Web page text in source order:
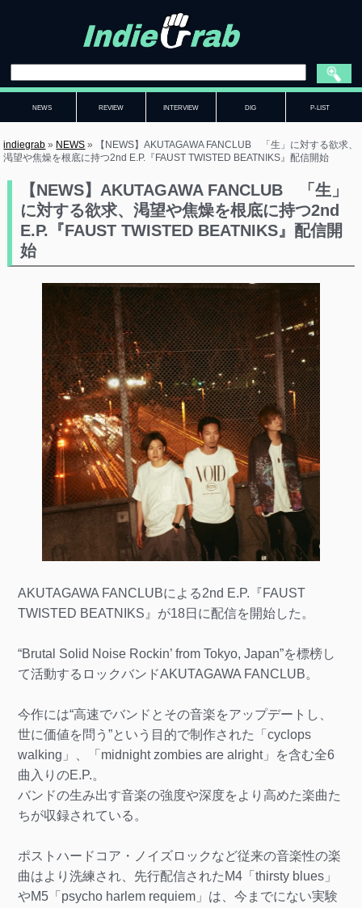
NEWS REVIEW INTERVIEW DIG P-LIST
indiegrab » NEWS »
【NEWS】AKUTAGAWA FANCLUB 「生」に対する欲求、
渇望や焦燥を根底に持つ2nd E.P.『FAUST TWISTED BEATNIKS』配信開始
【NEWS】AKUTAGAWA FANCLUB 「生」
に対する欲求、渇望や焦燥を根底に持つ2nd
E.P.『FAUST TWISTED BEATNIKS』配信開
始
AKUTAGAWA FANCLUBによる2nd E.P.『FAUST
TWISTED BEATNIKS』が18日に配信を開始した。
“Brutal Solid Noise Rockin’ from Tokyo, Japan”を標榜し
て活動するロックバンドAKUTAGAWA FANCLUB。
今作には“高速でバンドとその音楽をアップデートし、
世に価値を問う”という目的で制作された「cyclops
walking」、「midnight zombies are alright」を含む全6
曲入りのE.P.。
バンドの生み出す音楽の強度や深度をより高めた楽曲た
ちが収録されている。
ポストハードコア・ノイズロックなど従来の音楽性の楽
曲はより洗練され、先行配信されたM4「thirsty blues」
やM5「psycho harlem requiem」は、今までにない実験